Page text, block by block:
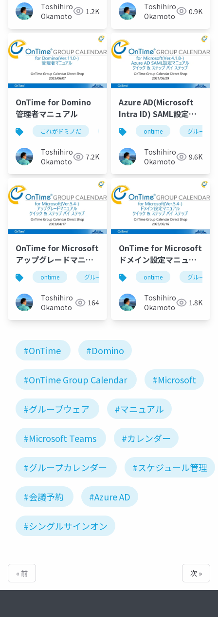
Toshihiro
Okamoto
1.2K
Toshihiro
Okamoto
0.9K
OnTime for Domino
管理者マニュアル
これがドミノだ ontime hcl domino
Toshihiro
Okamoto
7.2K
Azure AD(Microsoft
Intra ID) SAML設定マ
ニュアルontime グループ
Toshihiro
Okamoto
9.6K
OnTime for Microsoft
アップグレードマニュ
アル
ontime グループカレンダー 組織カレンダー
Toshihiro
Okamoto
164
OnTime for Microsoft
ドメイン設定マニュア
ル
ontime グループ
Toshihiro
Okamoto
1.8K
#OnTime #Domino
#OnTime Group Calendar #Microsoft
#グループウェア #マニュアル
#Microsoft Teams #カレンダー
#グループカレンダー #スケジュール管理
#会議予約 #Azure AD
#シングルサインオン
« 前 次 »